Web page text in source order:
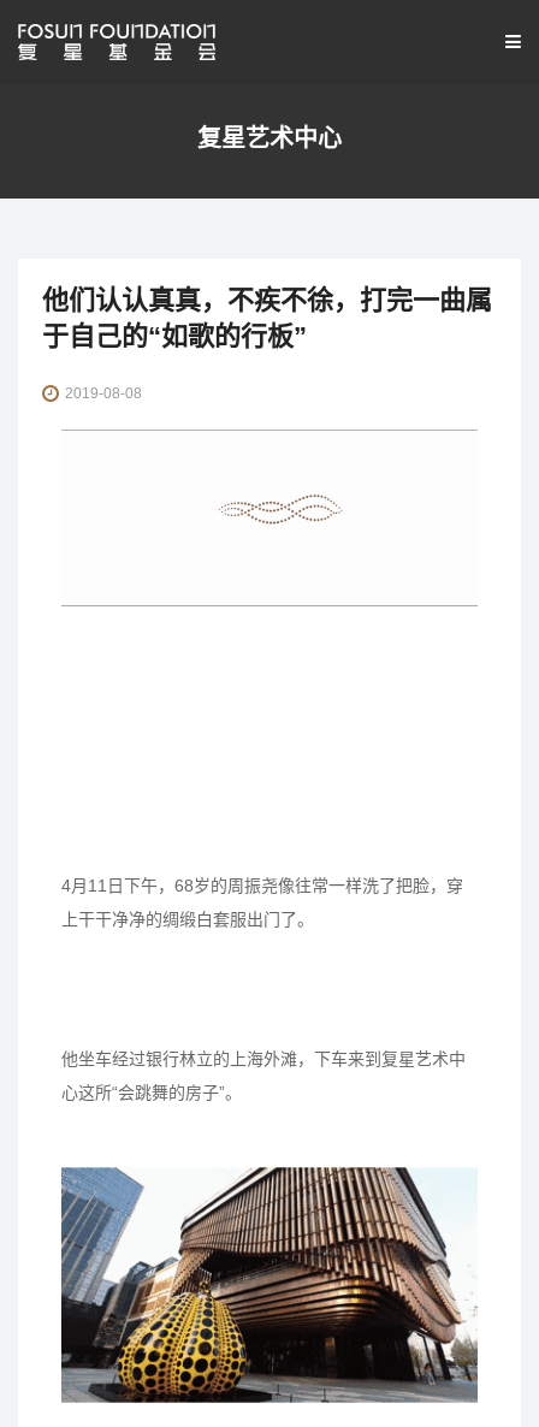
复星艺术中心
他们认认真真，不疾不徐，打完一曲属
于自己的“如歌的行板”
2019-08-08
4月11日下午，68岁的周振尧像往常一样洗了把脸，穿
上干干净净的绸缎白套服出门了。
他坐车经过银行林立的上海外滩，下车来到复星艺术中
心这所“会跳舞的房子”。